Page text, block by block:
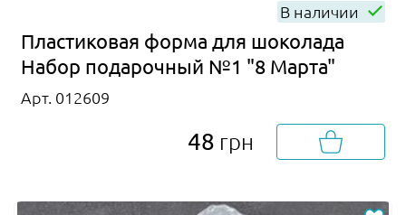
В наличии
Пластиковая форма для шоколада
Набор подарочный №1 "8 Марта"
Арт. 012609
48 грн